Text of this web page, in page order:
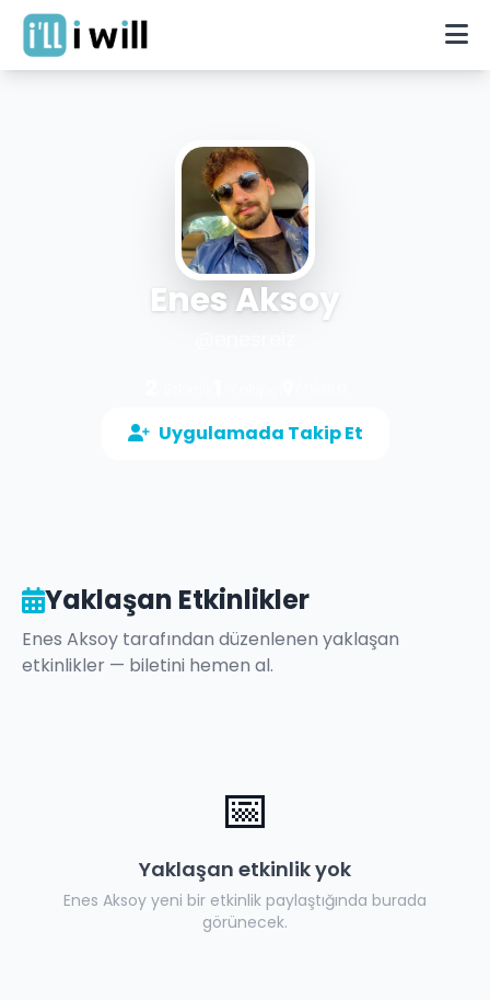
Enes Aksoy
Uygulamada Takip Et
Yaklaşan Etkinlikler
Enes Aksoy tarafından düzenlenen yaklaşan
etkinlikler — biletini hemen al.
📅
Yaklaşan etkinlik yok
Enes Aksoy yeni bir etkinlik paylaştığında burada
görünecek.